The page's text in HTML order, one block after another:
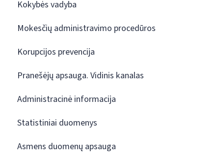
Kokybės vadyba
Mokesčių administravimo procedūros
Korupcijos prevencija
Pranešėjų apsauga. Vidinis kanalas
Administracinė informacija
Statistiniai duomenys
Asmens duomenų apsauga